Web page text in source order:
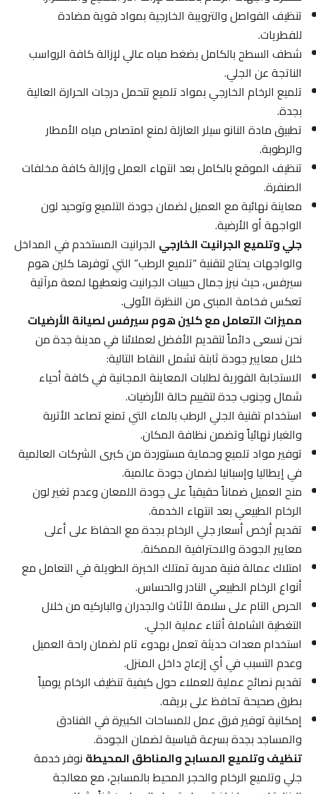
تنظيف الفواصل والترويبة الخارجية بمواد قوية مضادة
للفطريات.
شطف السطح بالكامل بضغط مياه عالي لإزالة كافة الرواسب
الناتجة عن الجلي.
تلميع الرخام الخارجي بمواد تلميع تتحمل درجات الحرارة العالية
بجدة.
تطبيق مادة النانو سيلر العازلة لمنع امتصاص مياه الأمطار
والرطوبة.
تنظيف الموقع بالكامل بعد انتهاء العمل وإزالة كافة مخلفات
الصنفرة.
معاينة نهائية مع العميل لضمان جودة التلميع وتوحيد لون
الواجهة أو الأرضية.
جلي وتلميع الجرانيت الخارجيالجرانيت المستخدم في المداخل
والواجهات يحتاج لتقنية “تلميع الرطب” التي توفرها كلين هوم
سيرفس، حيث نبرز جمال حبيبات الجرانيت ونعطيها لمعة مرآتية
تعكس فخامة المبنى من النظرة الأولى.
مميزات التعامل مع كلين هوم سيرفس لصيانة الأرضيات
نحن نسعى دائماً لتقديم الأفضل لعملائنا في مدينة جدة من
خلال معايير جودة ثابتة تشمل النقاط التالية:
الاستجابة الفورية لطلبات المعاينة المجانية في كافة أحياء
شمال وجنوب جدة لتقييم حالة الأرضيات.
استخدام تقنية الجلي الرطب بالماء التي تمنع تصاعد الأتربة
والغبار نهائياً وتضمن نظافة المكان.
توفير مواد تلميع وحماية مستوردة من كبرى الشركات العالمية
في إيطاليا وإسبانيا لضمان جودة عالمية.
منح العميل ضماناً حقيقياً على جودة اللمعان وعدم تغير لون
الرخام الطبيعي بعد انتهاء الخدمة.
تقديم أرخص أسعار جلي الرخام بجدة مع الحفاظ على أعلى
معايير الجودة والاحترافية الممكنة.
امتلاك عمالة فنية مدربة تمتلك الخبرة الطويلة في التعامل مع
أنواع الرخام الطبيعي النادر والحساس.
الحرص التام على سلامة الأثاث والجدران والباركيه من خلال
التغطية الشاملة أثناء عملية الجلي.
استخدام معدات حديثة تعمل بهدوء تام لضمان راحة العميل
وعدم التسبب في أي إزعاج داخل المنزل.
تقديم نصائح عملية للعملاء حول كيفية تنظيف الرخام يومياً
بطرق صحيحة تحافظ على بريقه.
إمكانية توفير فرق عمل للمساحات الكبيرة في الفنادق
والمساجد بجدة بسرعة قياسية لضمان الجودة.
تنظيف وتلميع المسابح والمناطق المحيطةنوفر خدمة
جلي وتلميع الرخام والحجر المحيط بالمسابح، مع معالجة